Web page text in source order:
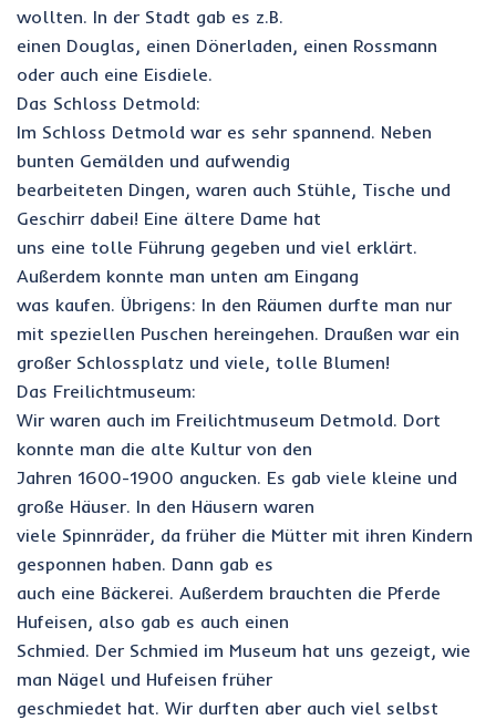
wollten. In der Stadt gab es z.B.
einen Douglas, einen Dönerladen, einen Rossmann
oder auch eine Eisdiele.
Das Schloss Detmold:
Im Schloss Detmold war es sehr spannend. Neben
bunten Gemälden und aufwendig
bearbeiteten Dingen, waren auch Stühle, Tische und
Geschirr dabei! Eine ältere Dame hat
uns eine tolle Führung gegeben und viel erklärt.
Außerdem konnte man unten am Eingang
was kaufen. Übrigens: In den Räumen durfte man nur
mit speziellen Puschen hereingehen. Draußen war ein
großer Schlossplatz und viele, tolle Blumen!
Das Freilichtmuseum:
Wir waren auch im Freilichtmuseum Detmold. Dort
konnte man die alte Kultur von den
Jahren 1600-1900 angucken. Es gab viele kleine und
große Häuser. In den Häusern waren
viele Spinnräder, da früher die Mütter mit ihren Kindern
gesponnen haben. Dann gab es
auch eine Bäckerei. Außerdem brauchten die Pferde
Hufeisen, also gab es auch einen
Schmied. Der Schmied im Museum hat uns gezeigt, wie
man Nägel und Hufeisen früher
geschmiedet hat. Wir durften aber auch viel selbst